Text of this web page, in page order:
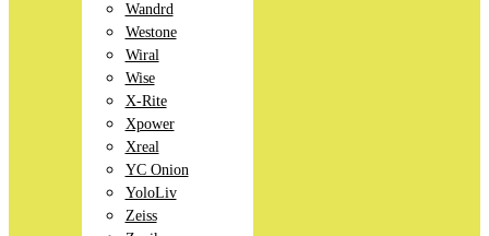
Wandrd
Westone
Wiral
Wise
X-Rite
Xpower
Xreal
YC Onion
YoloLiv
Zeiss